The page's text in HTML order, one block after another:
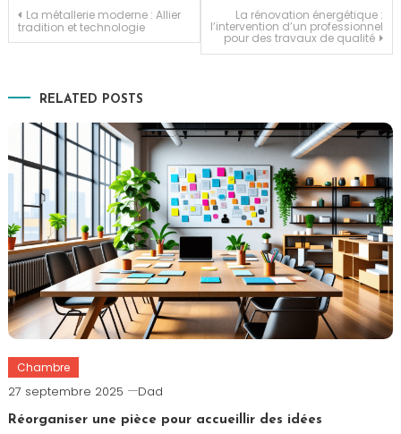
Navigation
l’article
La métallerie moderne : Allier
tradition et technologie
La rénovation énergétique :
l’intervention d’un professionnel
pour des travaux de qualité
RELATED POSTS
Chambre
27 septembre 2025 Dad
Réorganiser une pièce pour accueillir des idées